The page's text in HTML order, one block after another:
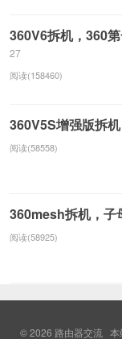
360V6拆机，360
27
阅读(158460)
360V5S增强版拆
阅读(58558)
360mesh拆机，子
阅读(58925)
© 2026 路由器交流 本